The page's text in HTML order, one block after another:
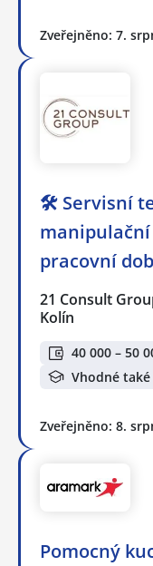
Zveřejněno: 7.
🛠️ Servisní
pracovní
21 Consult
Kolín
40 000 – 50
Vhodné
Zveřejněno: 8.
Pomocný